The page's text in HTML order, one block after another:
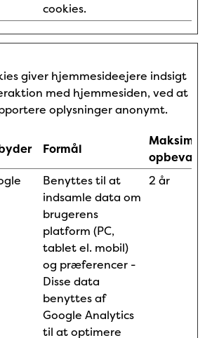
cookies.
giver hjemmesideejere indsigt
med hjemmesiden, ved at
oplysninger anonymt.
Formål
Maksimal
Benyttes til at
indsamle data om
brugerens
platform (PC,
tablet el. mobil)
og præferencer -
Disse data
benyttes af
Google Analytics
til at optimere
2 år